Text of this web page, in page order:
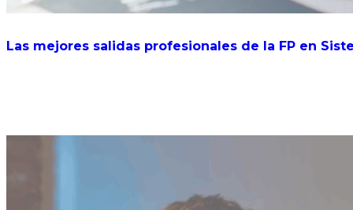
Las mejores salidas profesionales de la FP en